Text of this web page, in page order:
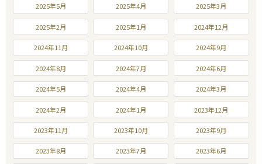
2025年5月 2025年4月 2025年3月
2025年2月 2025年1月 2024年12月
2024年11月 2024年10月 2024年9月
2024年8月 2024年7月 2024年6月
2024年5月 2024年4月 2024年3月
2024年2月 2024年1月 2023年12月
2023年11月 2023年10月 2023年9月
2023年8月 2023年7月 2023年6月